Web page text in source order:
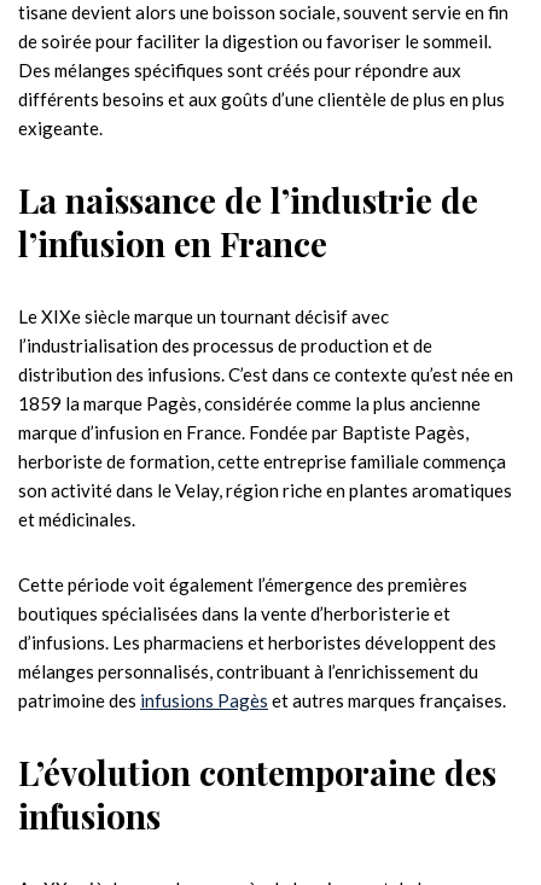
tisane devient alors une boisson sociale, souvent servie en fin
de soirée pour faciliter la digestion ou favoriser le sommeil.
Des mélanges spécifiques sont créés pour répondre aux
différents besoins et aux goûts d’une clientèle de plus en plus
exigeante.
La naissance de l’industrie de
l’infusion en France
Le XIXe siècle marque un tournant décisif avec
l’industrialisation des processus de production et de
distribution des infusions. C’est dans ce contexte qu’est née en
1859 la marque Pagès, considérée comme la plus ancienne
marque d’infusion en France. Fondée par Baptiste Pagès,
herboriste de formation, cette entreprise familiale commença
son activité dans le Velay, région riche en plantes aromatiques
et médicinales.
Cette période voit également l’émergence des premières
boutiques spécialisées dans la vente d’herboristerie et
d’infusions. Les pharmaciens et herboristes développent des
mélanges personnalisés, contribuant à l’enrichissement du
patrimoine des infusions Pagès et autres marques françaises.
L’évolution contemporaine des
infusions